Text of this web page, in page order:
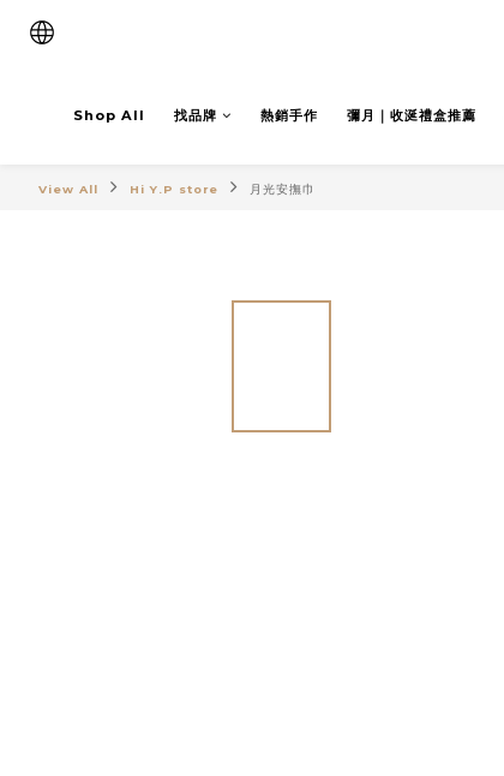
Shop All 找品牌 熱銷手作 彌月｜收涎禮盒推薦
View All Hi Y.P store 月光安撫巾